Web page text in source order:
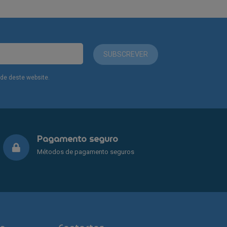
SUBSCREVER
deste website.
Pagamento seguro
Métodos de pagamento seguros